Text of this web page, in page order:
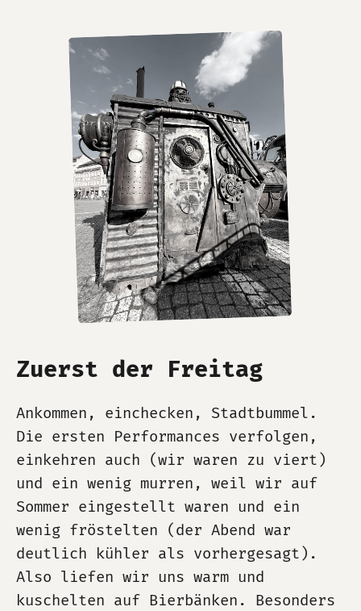
Zuerst der Freitag
Ankommen, einchecken, Stadtbummel.
Die ersten Performances verfolgen,
einkehren auch (wir waren zu viert)
und ein wenig murren, weil wir auf
Sommer eingestellt waren und ein
wenig fröstelten (der Abend war
deutlich kühler als vorhergesagt).
Also liefen wir uns warm und
kuschelten auf Bierbänken. Besonders